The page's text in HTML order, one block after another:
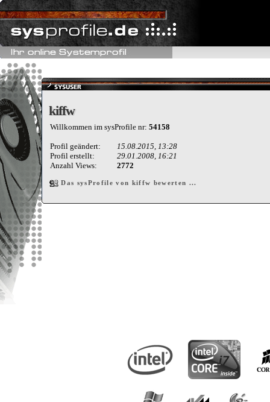
kiffw
kiffw
Willkommen im sysProfile nr: 54158
Profil geändert:
15.08.2015, 13:28
Profil erstellt:
29.01.2008, 16:21
Anzahl Views:
2772
Das sysProfile von kiffw bewerten ...